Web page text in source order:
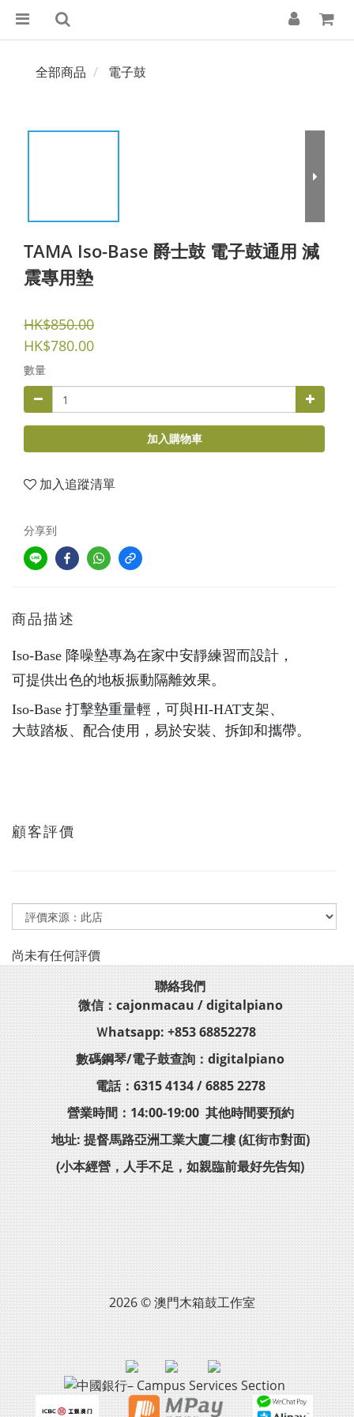
全部商品 電子鼓
TAMA Iso-Base 爵士鼓 電子鼓通用 減
震專用墊
HK$850.00
HK$780.00
數量
加入購物車
加入追蹤清單
分享到
商品描述
Iso-Base 降噪墊專為在家中安靜練習而設計，
可提供出色的地板振動隔離效果。
Iso-Base 打擊墊重量輕，可與HI-HAT支架、
大鼓踏板、配合使用，易於安裝、拆卸和攜帶。
顧客評價
尚未有任何評價
聯絡我們
微信：cajonmacau / digitalpiano
Ｗhatsapp: +853 68852278
數碼鋼琴/電子鼓查詢：digitalpiano
電話：6315 4134 / 6885 2278
營業時間：14:00-19:00 其他時間要預約
地址: 提督馬路亞洲工業大廈二樓 (紅街市對面)
(小本經營，人手不足，如親臨前最好先告知)
2026 © 澳門木箱鼓工作室